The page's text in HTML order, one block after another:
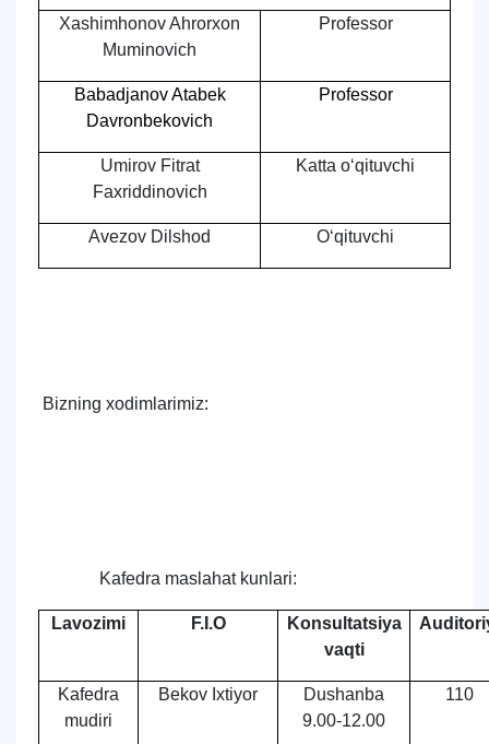
Xashimhonov Ahrorxon
Muminovich
Professor
Babadjanov Atabek
Davronbekovich
Professor
Umirov Fitrat
Faxriddinovich
Katta o‘qituvchi
Avezov Dilshod O‘qituvchi
Bizning xodimlarimiz:
Kafedra maslahat kunlari:
Lavozimi F.I.O
Konsultatsiya
vaqti
Kafedra
mudiri
Bekov Ixtiyor
Dushanba
9.00-12.00
110